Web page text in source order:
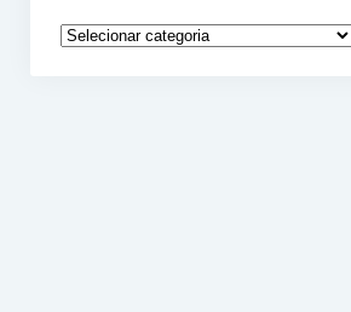
Categorias